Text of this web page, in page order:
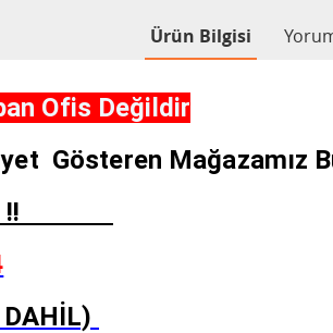
Ürün Bilgisi
Ofis Değildir
Gösteren Mağazamız
!!
DAHİL)